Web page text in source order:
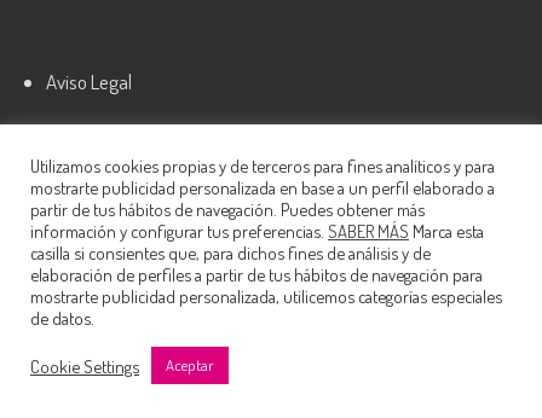
Aviso Legal
Utilizamos cookies propias y de terceros para fines analíticos y para
mostrarte publicidad personalizada en base a un perfil elaborado a
partir de tus hábitos de navegación. Puedes obtener más
información y configurar tus preferencias. SABER MÁS Marca esta
casilla si consientes que, para dichos fines de análisis y de
elaboración de perfiles a partir de tus hábitos de navegación para
mostrarte publicidad personalizada, utilicemos categorías especiales
de datos.
Cookie Settings Aceptar